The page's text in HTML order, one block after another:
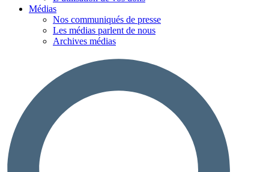
Médias
Nos communiqués de presse
Les médias parlent de nous
Archives médias